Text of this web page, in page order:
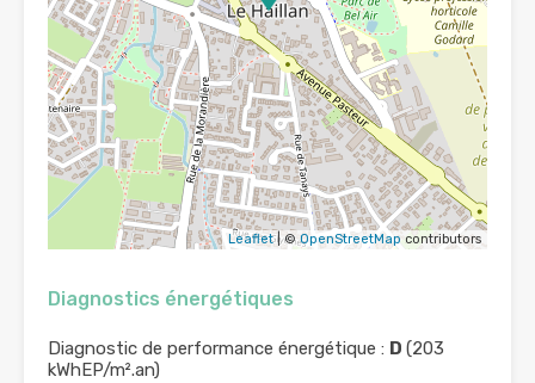
Leaflet| ©OpenStreetMap contributors
Diagnostics énergétiques
Diagnostic de performance énergétique : D (203
kWhEP/m².an)